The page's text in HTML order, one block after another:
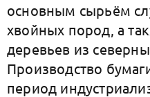
основным сырьём
хвойных пород, а
деревьев из
Производство
период